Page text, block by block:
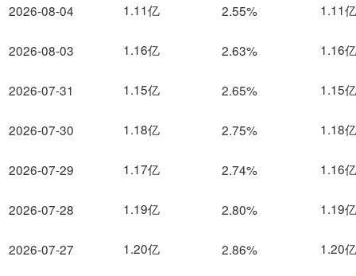
2026-08-04
2026-08-03
2026-07-31
2026-07-30
2026-07-29
2026-07-28
2026-07-27
1.11亿 2.55% 1.11亿
1.16亿 2.63% 1.16亿
1.15亿 2.65% 1.15亿
1.18亿 2.75% 1.18亿
1.17亿 2.74% 1.16亿
1.19亿 2.80% 1.19亿
1.20亿 2.86% 1.20亿